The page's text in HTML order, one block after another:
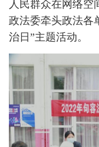
人民群众在网络空
政法委牵头政法各
治日”主题活动。